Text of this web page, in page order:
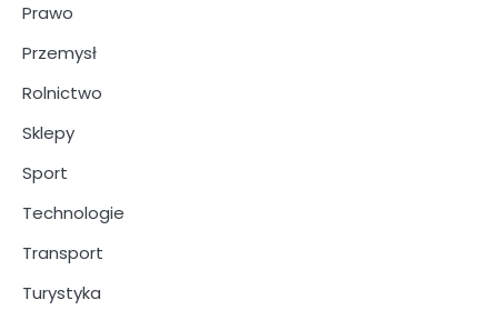
Prawo
Przemysł
Rolnictwo
Sklepy
Sport
Technologie
Transport
Turystyka